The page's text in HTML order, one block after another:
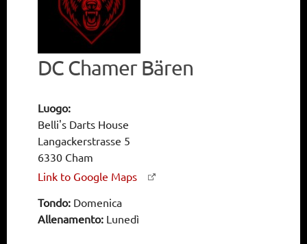
DC Chamer Bären
Luogo:
Belli's Darts House
Langackerstrasse 5
6330 Cham
Link to Google Maps
Tondo: Domenica
Allenamento: Lunedì